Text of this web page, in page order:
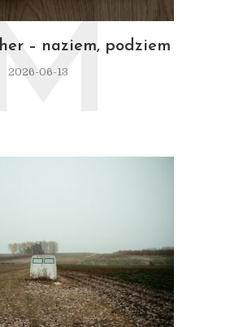
– naziem, podziem
2026-06-13